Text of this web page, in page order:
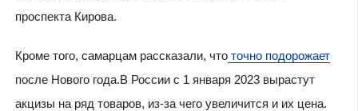
проспекта Кирова.
Кроме того, самарцам рассказали, чтоточно подорожает
после Нового года.В России с 1 января 2023 вырастут
акцизы на ряд товаров, из-за чего увеличится и их цена.